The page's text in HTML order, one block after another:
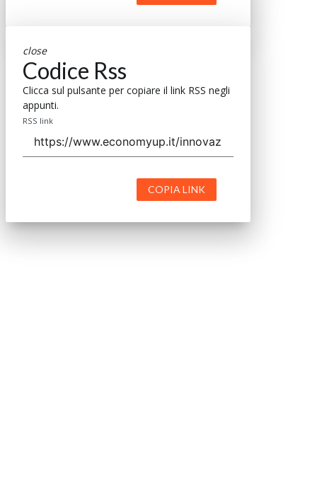
close
Codice Rss
Clicca sul pulsante per copiare il link RSS negli
appunti.
RSS link
COPIA LINK